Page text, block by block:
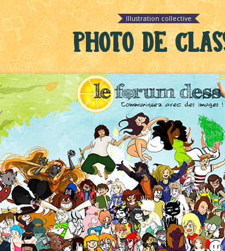
Illustration collective
Photo de